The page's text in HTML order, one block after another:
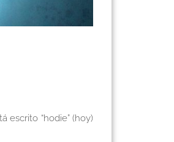
“hodie” (hoy)